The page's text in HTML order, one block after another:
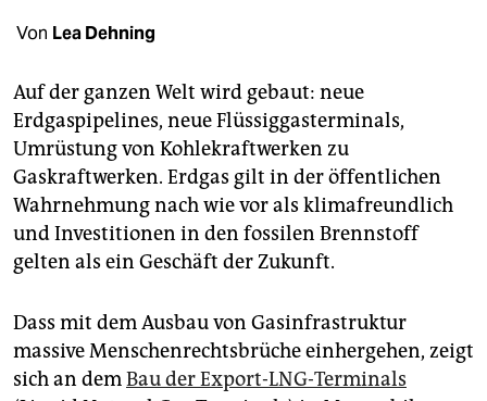
fragen & hilfe
abo
genossenschaft
epaper login
Von Lea Dehning
Auf der ganzen Welt wird gebaut: neue
Erdgaspipelines, neue Flüssiggasterminals,
Umrüstung von Kohlekraftwerken zu
Gaskraftwerken. Erdgas gilt in der öffentlichen
Wahrnehmung nach wie vor als klimafreundlich
und Investitionen in den fossilen Brennstoff
gelten als ein Geschäft der Zukunft.
Dass mit dem Ausbau von Gasinfrastruktur
massive Menschenrechtsbrüche einhergehen, zeigt
sich an demBau der Export-LNG-Terminals